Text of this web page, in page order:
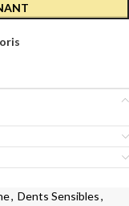
, Dents Sensibles,